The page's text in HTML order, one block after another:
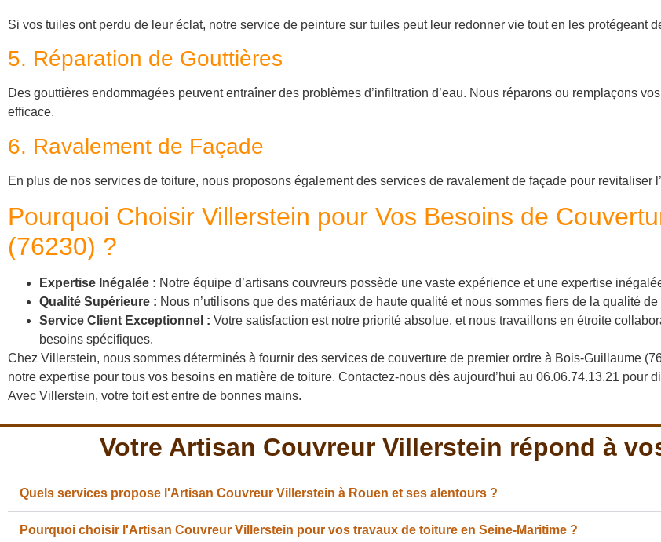
Si vos tuiles ont perdu de leur éclat, notre service de peinture sur tuiles peut leur redonner vie tout en les protégeant
5. Réparation de Gouttières
Des gouttières endommagées peuvent entraîner des problèmes d’infiltration d’eau. Nous réparons ou remplaçons
efficace.
6. Ravalement de Façade
En plus de nos services de toiture, nous proposons également des services de ravalement de façade pour revitaliser
Pourquoi Choisir Villerstein pour Vos Besoins de
(76230) ?
Expertise Inégalée : Notre équipe d’artisans couvreurs possède une vaste expérience et une expertise
Qualité Supérieure : Nous n’utilisons que des matériaux de haute qualité et nous sommes fiers de la qualité de
Service Client Exceptionnel : Votre satisfaction est notre priorité absolue, et nous travaillons en étroite
besoins spécifiques.
Chez Villerstein, nous sommes déterminés à fournir des services de couverture de premier ordre à Bois-Guillaume
notre expertise pour tous vos besoins en matière de toiture. Contactez-nous dès aujourd’hui au 06.06.74.13.21 pour
Avec Villerstein, votre toit est entre de bonnes mains.
Votre Artisan Couvreur Villerstein répond à
Quels services propose l'Artisan Couvreur Villerstein à Rouen et ses alentours ?
Pourquoi choisir l'Artisan Couvreur Villerstein pour vos travaux de toiture en Seine-Maritime ?